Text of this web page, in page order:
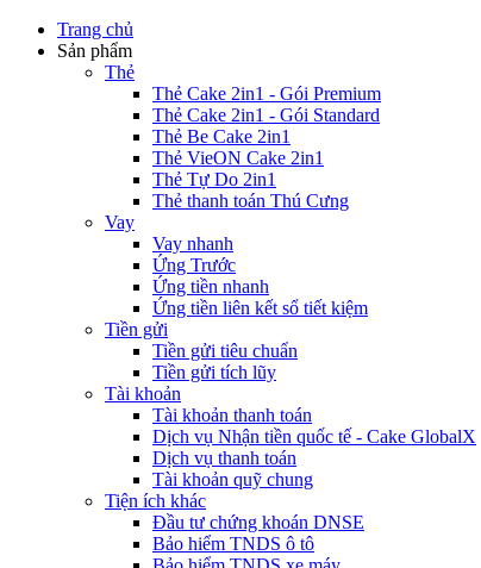
Trang chủ
Sản phẩm
Thẻ
Thẻ Cake 2in1 - Gói Premium
Thẻ Cake 2in1 - Gói Standard
Thẻ Be Cake 2in1
Thẻ VieON Cake 2in1
Thẻ Tự Do 2in1
Thẻ thanh toán Thú Cưng
Vay
Vay nhanh
Ứng Trước
Ứng tiền nhanh
Ứng tiền liên kết sổ tiết kiệm
Tiền gửi
Tiền gửi tiêu chuẩn
Tiền gửi tích lũy
Tài khoản
Tài khoản thanh toán
Dịch vụ Nhận tiền quốc tế - Cake GlobalX
Dịch vụ thanh toán
Tài khoản quỹ chung
Tiện ích khác
Đầu tư chứng khoán DNSE
Bảo hiểm TNDS ô tô